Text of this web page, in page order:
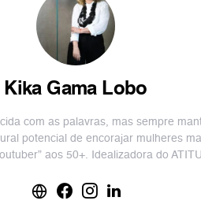
Kika Gama Lobo
com as palavras, mas sempre
potencial de encorajar mulheres
aos 50+. Idealizadora do